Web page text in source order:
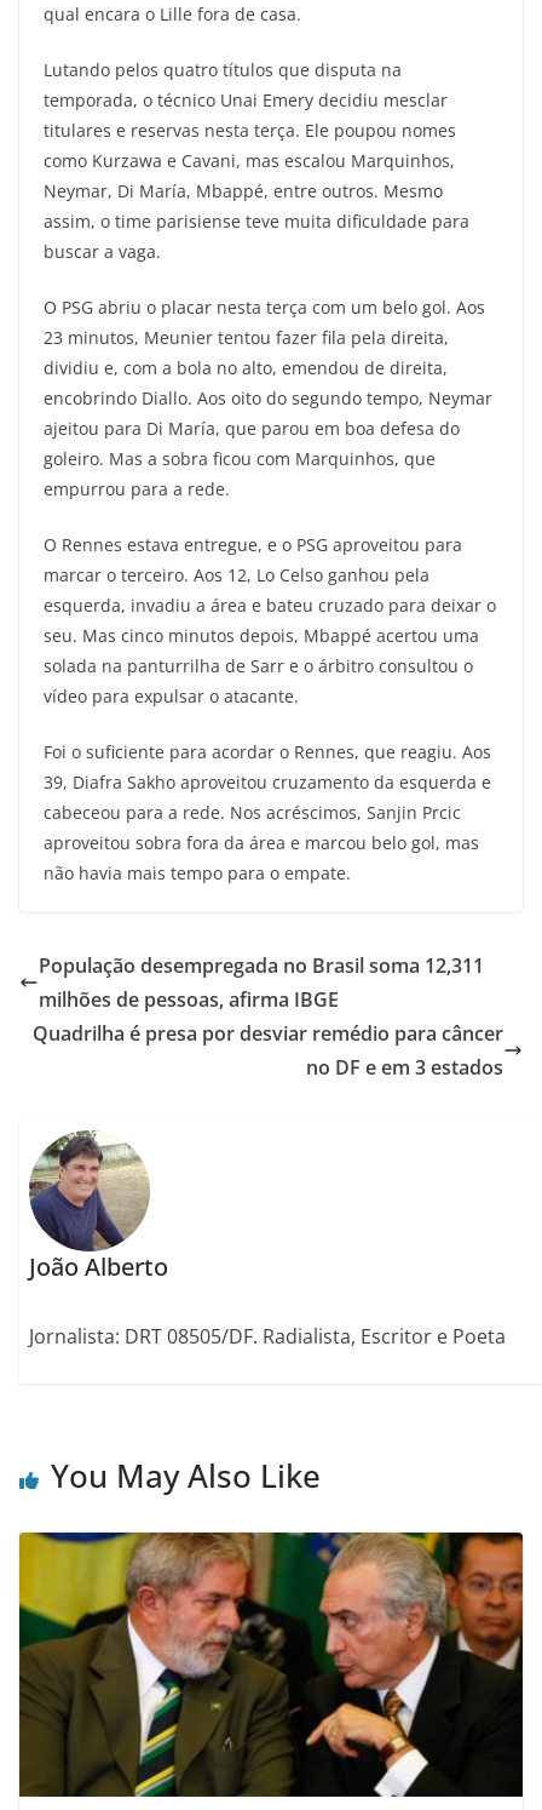
qual encara o Lille fora de casa.
Lutando pelos quatro títulos que disputa na
temporada, o técnico Unai Emery decidiu mesclar
titulares e reservas nesta terça. Ele poupou nomes
como Kurzawa e Cavani, mas escalou Marquinhos,
Neymar, Di María, Mbappé, entre outros. Mesmo
assim, o time parisiense teve muita dificuldade para
buscar a vaga.
O PSG abriu o placar nesta terça com um belo gol. Aos
23 minutos, Meunier tentou fazer fila pela direita,
dividiu e, com a bola no alto, emendou de direita,
encobrindo Diallo. Aos oito do segundo tempo, Neymar
ajeitou para Di María, que parou em boa defesa do
goleiro. Mas a sobra ficou com Marquinhos, que
empurrou para a rede.
O Rennes estava entregue, e o PSG aproveitou para
marcar o terceiro. Aos 12, Lo Celso ganhou pela
esquerda, invadiu a área e bateu cruzado para deixar o
seu. Mas cinco minutos depois, Mbappé acertou uma
solada na panturrilha de Sarr e o árbitro consultou o
vídeo para expulsar o atacante.
Foi o suficiente para acordar o Rennes, que reagiu. Aos
39, Diafra Sakho aproveitou cruzamento da esquerda e
cabeceou para a rede. Nos acréscimos, Sanjin Prcic
aproveitou sobra fora da área e marcou belo gol, mas
não havia mais tempo para o empate.
População desempregada no Brasil soma 12,311
milhões de pessoas, afirma IBGE
Quadrilha é presa por desviar remédio para câncer
no DF e em 3 estados
João Alberto
Jornalista: DRT 08505/DF. Radialista, Escritor e Poeta
You May Also Like